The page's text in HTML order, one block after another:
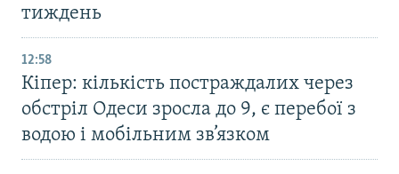
тиждень
12:58
Кіпер: кількість постраждалих через
обстріл Одеси зросла до 9, є перебої з
водою і мобільним зв’язком